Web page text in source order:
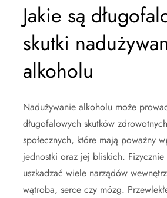
Jakie są
skutki
alkoholu
Nadużywanie alkoholu może
długofalowych skutków
społecznych, które mają poważny
jednostki oraz jej bliskich.
uszkadzać wiele narządów
wątroba, serce czy mózg.